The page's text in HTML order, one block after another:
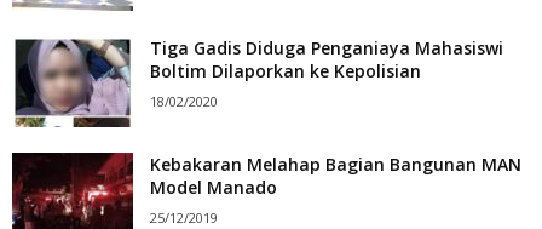
Tiga Gadis Diduga Penganiaya Mahasiswi
Boltim Dilaporkan ke Kepolisian
18/02/2020
Kebakaran Melahap Bagian Bangunan MAN
Model Manado
25/12/2019